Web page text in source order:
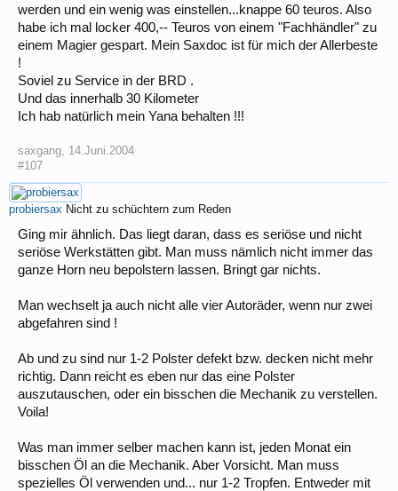
werden und ein wenig was einstellen...knappe 60 teuros. Also
habe ich mal locker 400,-- Teuros von einem "Fachhändler" zu
einem Magier gespart. Mein Saxdoc ist für mich der Allerbeste
!
Soviel zu Service in der BRD .
Und das innerhalb 30 Kilometer
Ich hab natürlich mein Yana behalten !!!
saxgang 14.Juni.2004
#107
probiersax Nicht zu schüchtern zum Reden
Ging mir ähnlich. Das liegt daran, dass es seriöse und nicht
seriöse Werkstätten gibt. Man muss nämlich nicht immer das
ganze Horn neu bepolstern lassen. Bringt gar nichts.
Man wechselt ja auch nicht alle vier Autoräder, wenn nur zwei
abgefahren sind !
Ab und zu sind nur 1-2 Polster defekt bzw. decken nicht mehr
richtig. Dann reicht es eben nur das eine Polster
auszutauschen, oder ein bisschen die Mechanik zu verstellen.
Voila!
Was man immer selber machen kann ist, jeden Monat ein
bisschen Öl an die Mechanik. Aber Vorsicht. Man muss
spezielles Öl verwenden und... nur 1-2 Tropfen. Entweder mit